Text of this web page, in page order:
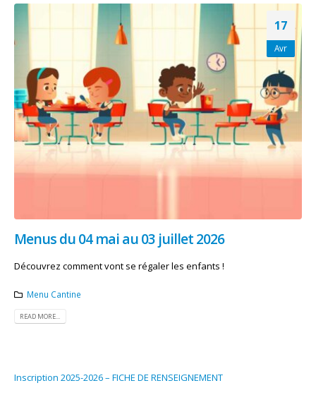
17
Avr
Menus du 04 mai au 03 juillet 2026
Découvrez comment vont se régaler les enfants !
Menu Cantine
READ MORE...
Inscription 2025-2026 – FICHE DE RENSEIGNEMENT